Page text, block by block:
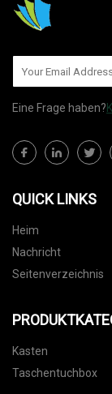
Eine Frage haben?
QUICK LINKS
Heim
Nachricht
Seitenverzeichnis
Kasten
Taschentuchbox